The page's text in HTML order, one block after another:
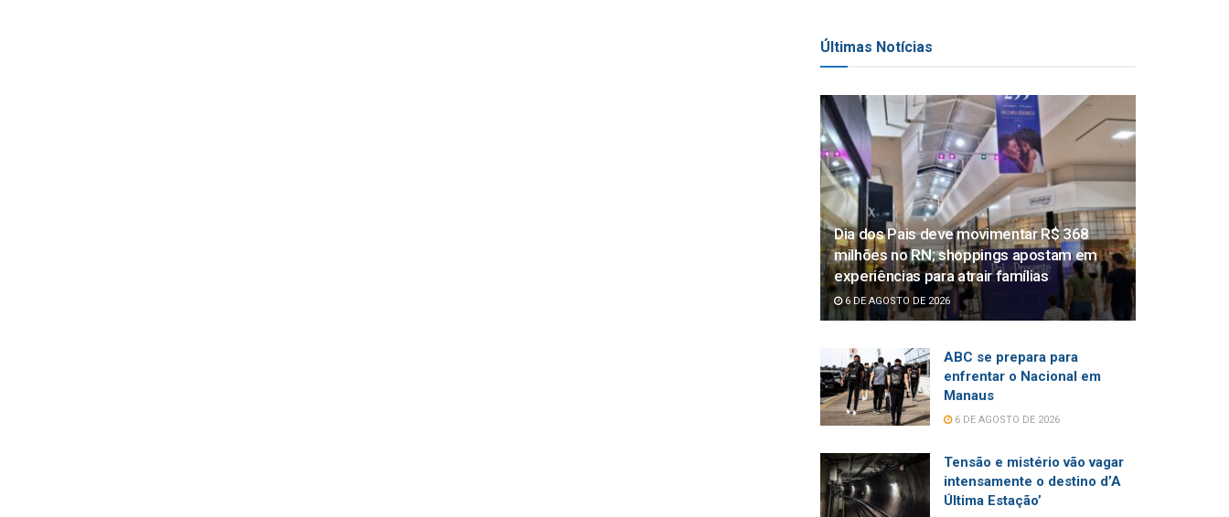
Últimas Notícias
Dia dos Pais deve movimentar R$ 368
milhões no RN; shoppings apostam em
experiências para atrair famílias
6 DE AGOSTO DE 2026
ABC se prepara para
enfrentar o Nacional em
Manaus
6 DE AGOSTO DE 2026
Tensão e mistério vão vagar
intensamente o destino d’A
Última Estação’